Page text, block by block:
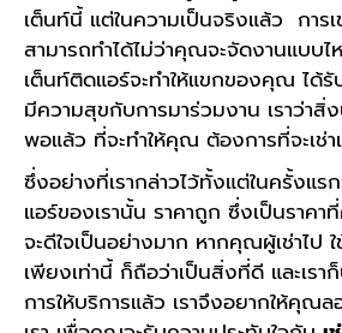
เต็นท์นี้ แต่ในความเป็นจริงแล้ว การ
สามารถทำได้ไม่ว่าคุณจะจัดงานแบบ
เต็นท์ติดแอร์จะทำให้แขกของคุณ ได้
มีความสุขกับการมาร่วมงาน เราว่าสิ่
พอแล้ว ที่จะทำให้คุณ ต้องการที่จะเช่
ซึ่งอย่างที่เรากล่าวไว้ทั้งแต่ในครั้งแร
แอร์ของเรานั้น ราคาถูก ซึ่งเป็นราค
จะดีใจเป็นอย่างมาก หากคุณผู้เช่าไป
เพียงเท่านี้ ก็ถือว่าเป็นสิ่งที่ดี และเรา
การให้บริการแล้ว เราจึงอยากให้คุณ